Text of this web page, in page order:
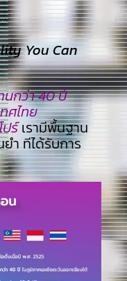
You Can
กว่า 40 ปี
ศไทย
ปร์เรามีพื้นฐาน
ำ ทีไ่ด้รับการ